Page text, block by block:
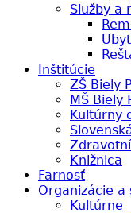
Služby a
Inštitúcie
ZŠ Biely
MŠ Biely
Kultúrny
Knižnica
Farnosť
Organizácie a
Kultúrne